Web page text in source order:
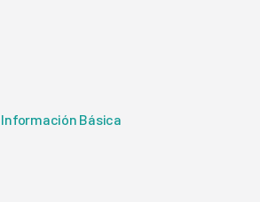
Información Básica